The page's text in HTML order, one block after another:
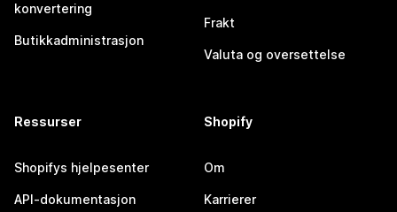
konvertering
Butikkadministrasjon
Frakt
Valuta og oversettelse
Ressurser
Shopifys hjelpesenter
API-dokumentasjon
Shopify
Om
Karrierer